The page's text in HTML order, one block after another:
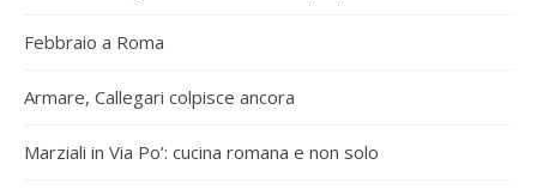
Febbraio a Roma
Armare, Callegari colpisce ancora
Marziali in Via Po’: cucina romana e non solo